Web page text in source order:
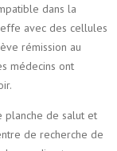
dans la
avec des cellules
rémission au
médecins ont
planche de salut et
de recherche de